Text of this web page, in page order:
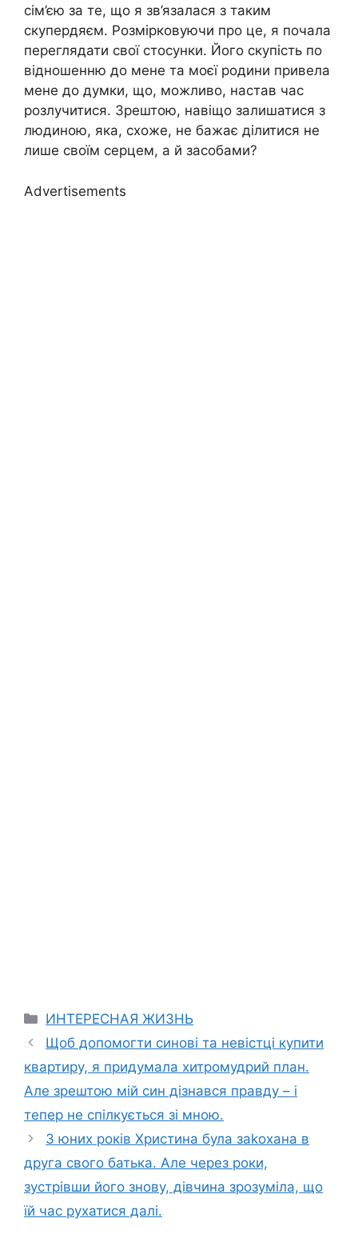
сім’єю за те, що я зв’язалася з таким
скупердяєм. Розмірковуючи про це, я почала
переглядати свої стосунки. Його скупість по
відношенню до мене та моєї родини привела
мене до думки, що, можливо, настав час
розлучитися. Зрештою, навіщо залишатися з
людиною, яка, схоже, не бажає ділитися не
лише своїм серцем, а й засобами?
Advertisements
Categories
ИНТЕРЕСНАЯ ЖИЗНЬ
Щоб допомогти синові та невістці купити
квартиру, я придумала хитромудрий план.
Але зрештою мій син дізнався правду – і
тепер не спілкується зі мною.
З юних років Христина була заkохана в
друга свого батька. Але через роки,
зустрівши його знову, дівчина зрозуміла, що
їй час рухатися далі.